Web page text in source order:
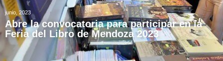
junio, 2023
Abre la convocatoria para participar en la
Feria del Libro de Mendoza 2023